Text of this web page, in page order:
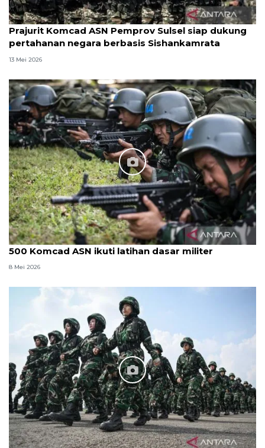
Prajurit Komcad ASN Pemprov Sulsel siap dukung
pertahanan negara berbasis Sishankamrata
13 Mei 2026
500 Komcad ASN ikuti latihan dasar militer
8 Mei 2026